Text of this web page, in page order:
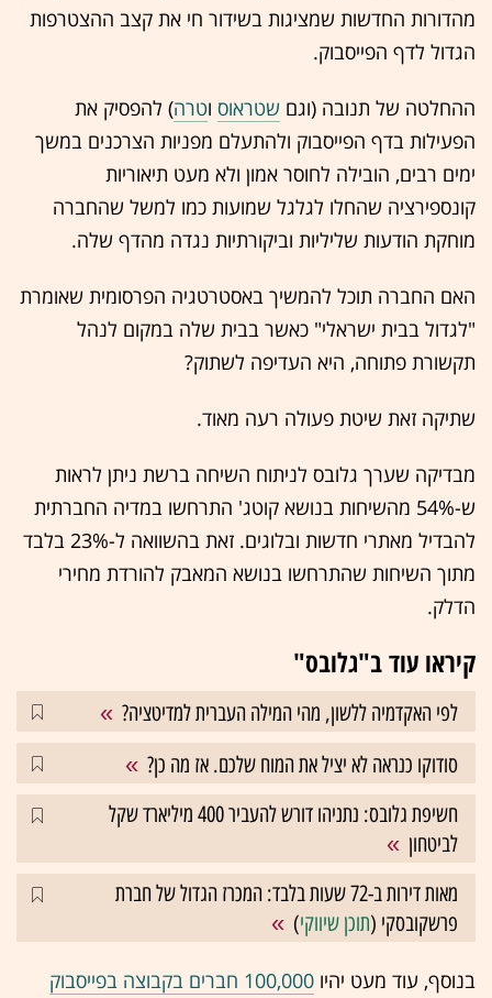
מהדורות החדשות שמציגות בשידור חי את קצב ההצטרפות
הגדול לדף הפייסבוק.
ההחלטה של תנובה (וגם שטראוס וטרה) להפסיק את
הפעילות בדף הפייסבוק ולהתעלם מפניות הצרכנים במשך
ימים רבים, הובילה לחוסר אמון ולא מעט תיאוריות
קונספירציה שהחלו לגלגל שמועות כמו למשל שהחברה
מוחקת הודעות שליליות וביקורתיות נגדה מהדף שלה.
האם החברה תוכל להמשיך באסטרטגיה הפרסומית שאומרת
"לגדול בבית ישראלי" כאשר בבית שלה במקום לנהל
תקשורת פתוחה, היא העדיפה לשתוק?
שתיקה זאת שיטת פעולה רעה מאוד.
מבדיקה שערך גלובס לניתוח השיחה ברשת ניתן לראות
ש-54% מהשיחות בנושא קוטג' התרחשו במדיה החברתית
להבדיל מאתרי חדשות ובלוגים. זאת בהשוואה ל-23% בלבד
מתוך השיחות שהתרחשו בנושא המאבק להורדת מחירי
הדלק.
קיראו עוד ב"גלובס"
לפי האקדמיה ללשון, מהי המילה העברית למדיטציה?
סודוקו כנראה לא יציל את המוח שלכם. אז מה כן?
חשיפת גלובס: נתניהו דורש להעביר 400 מיליארד שקל
לביטחון
מאות דירות ב-72 שעות בלבד: המכרז הגדול של חברת
פרשקובסקי (תוכן שיווקי)
בנוסף, עוד מעט יהיו
100,000 חברים בקבוצה בפייסבוק